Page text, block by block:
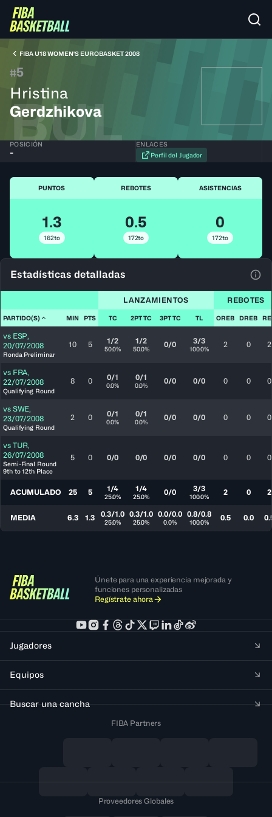
FIBA U18 WOMEN'S EUROBASKET 2008
#5
Hristina
Gerdzhikova
BUL
POSICIÓN
-
ENLACES
Perfil del Jugador
PUNTOS
1.3
162to
REBOTES
0.5
172to
ASISTENCIAS
0
172to
Estadísticas detalladas
LANZAMIENTOS REBOTES
PARTIDO(S) MIN PTS TC 2PT TC 3PT TC TL OREB DREB
vs ESP,
20/07/2008
Ronda Preliminar
10 5 1/2
50.0%
1/2
50.0% 0/0 3/3
100.0% 2 0 2
vs FRA,
22/07/2008
Qualifying Round
8 0 0/1
0.0%
0/1
0.0% 0/0 0/0 0 0 0
vs SWE,
23/07/2008
Qualifying Round
2 0 0/1
0.0%
0/1
0.0% 0/0 0/0 0 0 0
vs TUR,
26/07/2008
Semi-Final Round
9th to 12th Place
5 0 0/0 0/0 0/0 0/0 0 0 0
ACUMULADO 25 5 1/4
25.0%
1/4
25.0% 0/0 3/3
100.0% 2 0 2
MEDIA 6.3 1.3 0.3/1.0
25.0%
0.3/1.0
25.0%
0.0/0.0
0.0%
0.8/0.8
100.0% 0.5 0.0
Únete para una experiencia mejorada y
funciones personalizadas
Regístrate ahora
Jugadores
Equipos
Buscar una cancha
FIBA Partners
Proveedores Globales